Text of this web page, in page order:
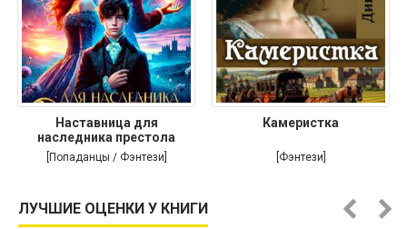
Наставница для
наследника престола
[Попаданцы / Фэнтези]
Камеристка
[Фэнтези]
ЛУЧШИЕ ОЦЕНКИ У КНИГИ